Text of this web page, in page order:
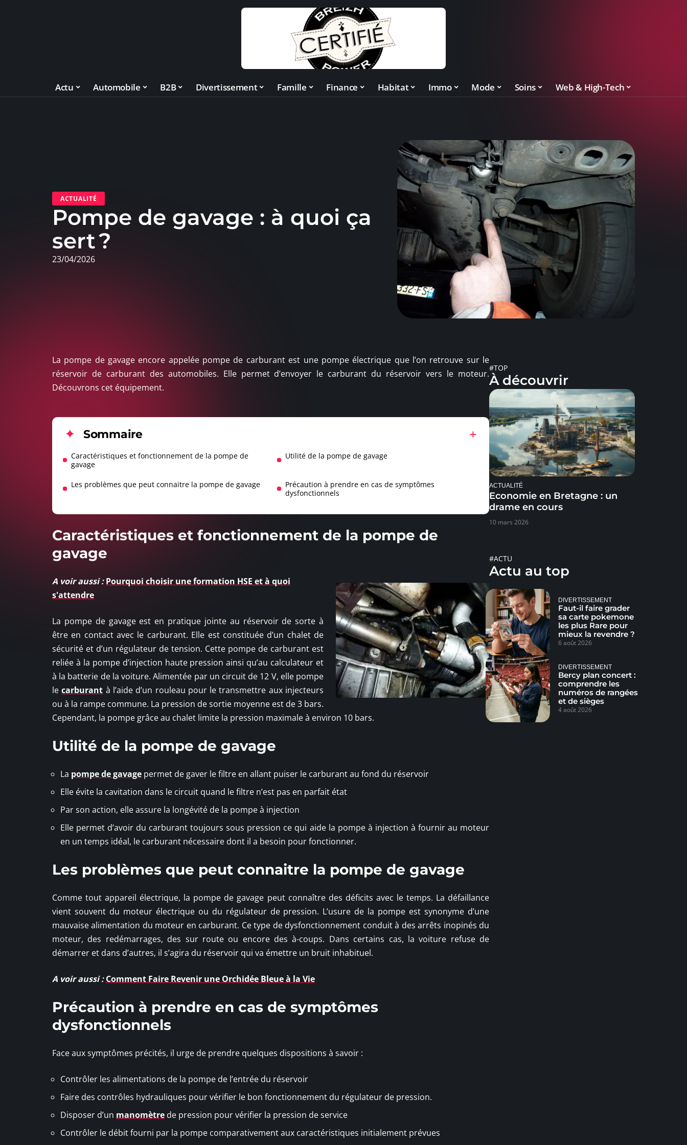
Actu Automobile B2B Divertissement Famille Finance Habitat Immo Mode Soins Web & High-Tech
ACTUALITÉ
Pompe de gavage : à quoi ça
sert ?
23/04/2026
La pompe de gavage encore appelée pompe de carburant est une pompe électrique que l’on retrouve sur le
réservoir de carburant des automobiles. Elle permet d’envoyer le carburant du réservoir vers le moteur.
Découvrons cet équipement.
Sommaire
Caractéristiques et fonctionnement de la pompe de
gavage
Utilité de la pompe de gavage
Les problèmes que peut connaitre la pompe de gavage
Précaution à prendre en cas de symptômes
dysfonctionnels
Caractéristiques et fonctionnement de la pompe de
gavage
A voir aussi : Pourquoi choisir une formation HSE et à quoi
s'attendre
La pompe de gavage est en pratique jointe au réservoir de sorte à
être en contact avec le carburant. Elle est constituée d’un chalet de
sécurité et d’un régulateur de tension. Cette pompe de carburant est
reliée à la pompe d’injection haute pression ainsi qu’au calculateur et
à la batterie de la voiture. Alimentée par un circuit de 12 V, elle pompe
lecarburant à l’aide d’un rouleau pour le transmettre aux injecteurs
ou à la rampe commune. La pression de sortie moyenne est de 3 bars.
Cependant, la pompe grâce au chalet limite la pression maximale à environ 10 bars.
Utilité de la pompe de gavage
La pompe de gavage permet de gaver le filtre en allant puiser le carburant au fond du réservoir
Elle évite la cavitation dans le circuit quand le filtre n’est pas en parfait état
Par son action, elle assure la longévité de la pompe à injection
Elle permet d’avoir du carburant toujours sous pression ce qui aide la pompe à injection à fournir au moteur
en un temps idéal, le carburant nécessaire dont il a besoin pour fonctionner.
Les problèmes que peut connaitre la pompe de gavage
Comme tout appareil électrique, la pompe de gavage peut connaître des déficits avec le temps. La défaillance
vient souvent du moteur électrique ou du régulateur de pression. L’usure de la pompe est synonyme d’une
mauvaise alimentation du moteur en carburant. Ce type de dysfonctionnement conduit à des arrêts inopinés du
moteur, des redémarrages, des sur route ou encore des à-coups. Dans certains cas, la voiture refuse de
démarrer et dans d’autres, il s’agira du réservoir qui va émettre un bruit inhabituel.
A voir aussi : Comment Faire Revenir une Orchidée Bleue à la Vie
Précaution à prendre en cas de symptômes
dysfonctionnels
Face aux symptômes précités, il urge de prendre quelques dispositions à savoir :
Contrôler les alimentations de la pompe de l’entrée du réservoir
Faire des contrôles hydrauliques pour vérifier le bon fonctionnement du régulateur de pression.
Disposer d’un manomètre de pression pour vérifier la pression de service
Contrôler le débit fourni par la pompe comparativement aux caractéristiques initialement prévues
#TOP
À découvrir
ACTUALITÉ
Economie en Bretagne : un
drame en cours
10 mars 2026
#ACTU
Actu au top
DIVERTISSEMENT
Faut-il faire grader
sa carte pokemone
les plus Rare pour
mieux la revendre ?
6 août 2026
DIVERTISSEMENT
Bercy plan concert :
comprendre les
numéros de rangées
et de sièges
4 août 2026